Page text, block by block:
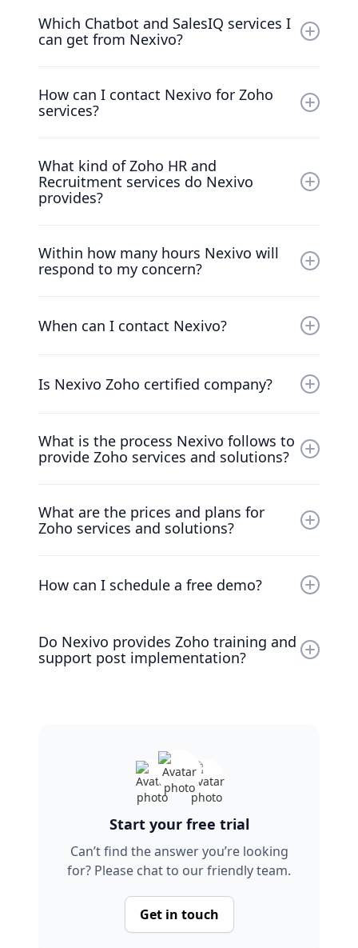
Widgets, and Zoho Analytics.
and solutions-
Zoho CRM and Finance solutions for real
Which Chatbot and SalesIQ services I
can get from Nexivo?
educational institutions, healthcare sector
and restaurants.
How can I contact Nexivo for Zoho
services?
details to our chatbot or you can go to our
website's contact us page, fill up the contact
us form and submit. We will contact you
What kind of Zoho HR and
Recruitment services do Nexivo
provides?
Zoho Recruit.
Within how many hours Nexivo will
respond to my concern?
When can I contact Nexivo?
9:30am to 6:30pm from Monday to Friday.
Is Nexivo Zoho certified company?
What is the process Nexivo follows to
provide Zoho services and solutions?
Business processes with Zoho, we have
established the following process driven
Training-On going support.
What are the prices and plans for
Zoho services and solutions?
Zoho representative will brief you about all
How can I schedule a free demo?
and providing your contact details to our
chatbot or can fill up the contact us form. Our
Do Nexivo provides Zoho training and
support post implementation?
Start your free trial
Can’t find the answer you’re looking
for? Please chat to our friendly team.
Get in touch